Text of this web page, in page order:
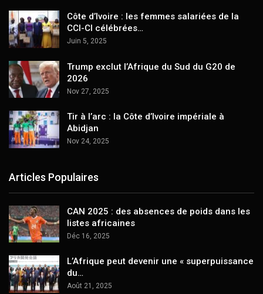
Côte d’Ivoire : les femmes salariées de la
CCI-CI célébrées…
Juin 5, 2025
Trump exclut l’Afrique du Sud du G20 de
2026
Nov 27, 2025
Tir à l’arc : la Côte d’Ivoire impériale à
Abidjan
Nov 24, 2025
Articles Populaires
CAN 2025 : des absences de poids dans les
listes africaines
Déc 16, 2025
L’Afrique peut devenir une « superpuissance
du…
Août 21, 2025